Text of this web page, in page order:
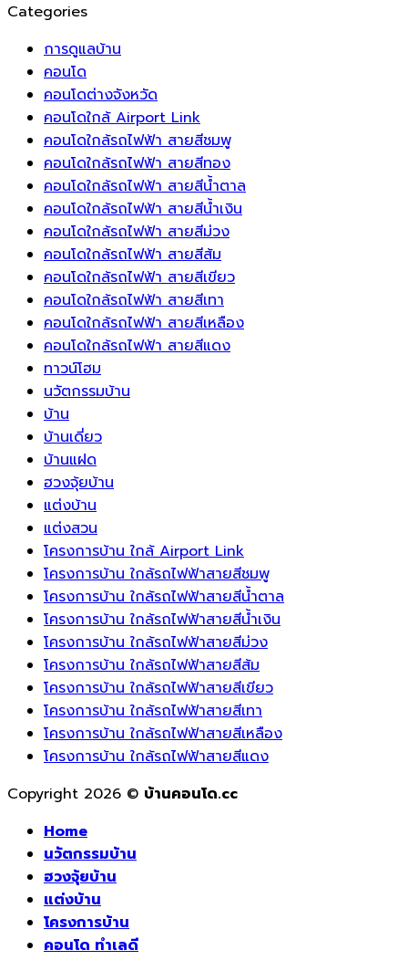
ของ
พื้น
บ้าน
ได้
ยาวนาน
ขึ้น
ทิศ
ตะวัน
ออก
เป็น
ทิศ
แห่ง
พลังงาน
บวก
และ
ความ
เจริญ
รุ่งเรือง
เพิ่ม
เสน่ห์
ความ
สุขุม
และ
มี
ให้
กับ
เพิ่ม
ความ
สวยงาม
ให้
สวน
ของ
คุณ
ด้วย
น้ำพุ
เปลี่ยน
พื้นที่
ธรรมดา
ให้
กลาย
เป็น
จุด
เด่น
ที่
สวยงาม
Categories
การดูแลบ้าน
คอนโด
คอนโดต่างจังหวัด
คอนโดใกล้ Airport Link
คอนโดใกล้รถไฟฟ้า สายสีชมพู
คอนโดใกล้รถไฟฟ้า สายสีทอง
คอนโดใกล้รถไฟฟ้า สายสีน้ำตาล
คอนโดใกล้รถไฟฟ้า สายสีน้ำเงิน
คอนโดใกล้รถไฟฟ้า สายสีม่วง
คอนโดใกล้รถไฟฟ้า สายสีส้ม
คอนโดใกล้รถไฟฟ้า สายสีเขียว
คอนโดใกล้รถไฟฟ้า สายสีเทา
คอนโดใกล้รถไฟฟ้า สายสีเหลือง
คอนโดใกล้รถไฟฟ้า สายสีแดง
ทาวน์โฮม
นวัตกรรมบ้าน
บ้าน
บ้านเดี่ยว
บ้านแฝด
ฮวงจุ้ยบ้าน
แต่งบ้าน
แต่งสวน
โครงการบ้าน ใกล้ Airport Link
โครงการบ้าน ใกล้รถไฟฟ้าสายสีชมพู
โครงการบ้าน ใกล้รถไฟฟ้าสายสีน้ำตาล
โครงการบ้าน ใกล้รถไฟฟ้าสายสีน้ำเงิน
โครงการบ้าน ใกล้รถไฟฟ้าสายสีม่วง
โครงการบ้าน ใกล้รถไฟฟ้าสายสีส้ม
โครงการบ้าน ใกล้รถไฟฟ้าสายสีเขียว
โครงการบ้าน ใกล้รถไฟฟ้าสายสีเทา
โครงการบ้าน ใกล้รถไฟฟ้าสายสีเหลือง
โครงการบ้าน ใกล้รถไฟฟ้าสายสีแดง
Copyright 2026 © บ้านคอนโด.cc
Home
นวัตกรรมบ้าน
ฮวงจุ้ยบ้าน
แต่งบ้าน
โครงการบ้าน
คอนโด ทำเลดี